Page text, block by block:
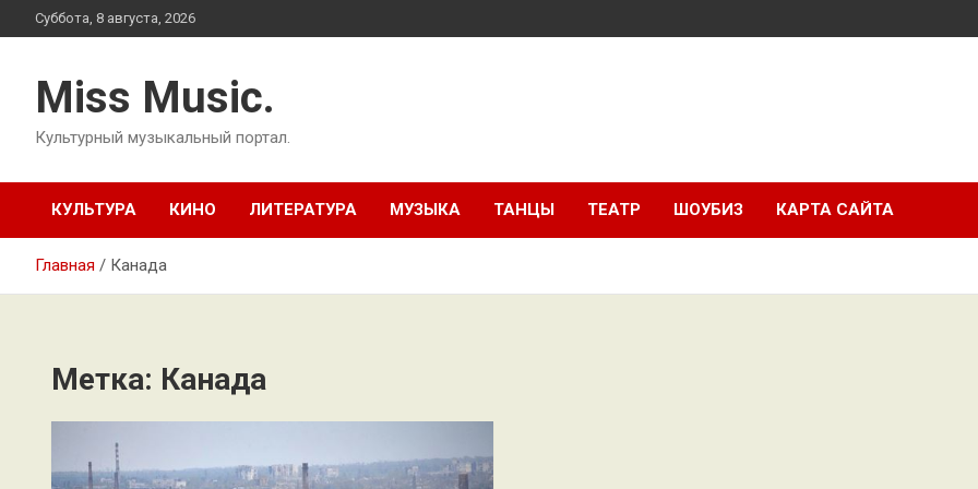
Перейти
к
Суббота, 8 августа, 2026
Miss Music.
Культурный музыкальный портал.
КУЛЬТУРА КИНО ЛИТЕРАТУРА МУЗЫКА ТАНЦЫ ТЕАТР ШОУБИЗ КАРТА САЙТА
Главная Канада
Метка: Канада